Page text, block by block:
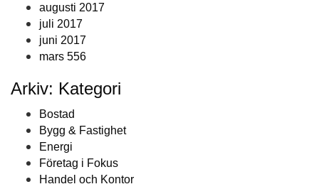
augusti 2017
juli 2017
juni 2017
mars 556
Arkiv: Kategori
Bostad
Bygg & Fastighet
Energi
Företag i Fokus
Handel och Kontor